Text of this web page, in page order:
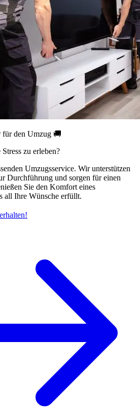
für den Umzug 🚚
zu erleben?
Umzugsservice. Wir unterstützen
Durchführung und sorgen für einen
Sie den Komfort eines
all Ihre Wünsche erfüllt.